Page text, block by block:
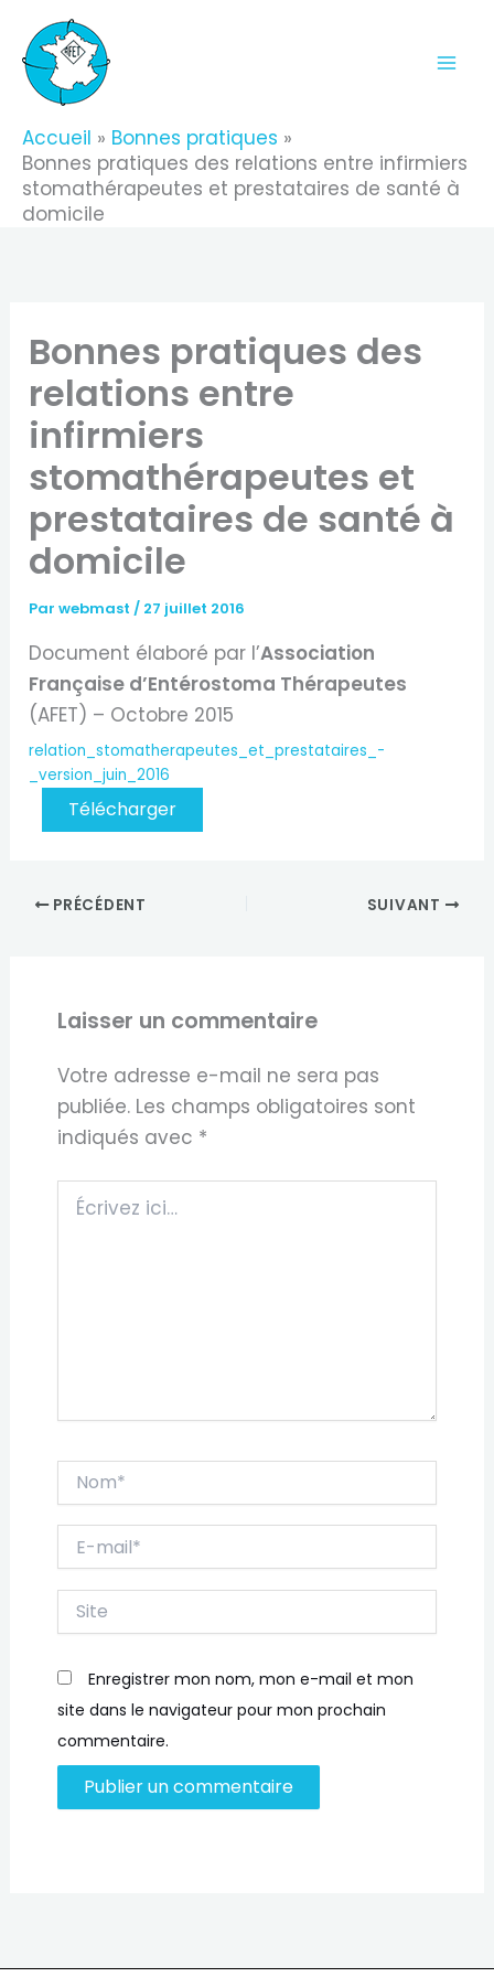
contenu
Accueil
Bonnes pratiques
Bonnes pratiques des relations entre infirmiers
stomathérapeutes et prestataires de santé à
domicile
Bonnes pratiques des
relations entre
infirmiers
stomathérapeutes et
prestataires de santé à
domicile
Parwebmast / 27 juillet 2016
Document élaboré par l’Association
Française d’Entérostoma Thérapeutes
(AFET) – Octobre 2015
relation_stomatherapeutes_et_prestataires_-
_version_juin_2016
Télécharger
PRÉCÉDENT SUIVANT
Laisser un commentaire
Votre adresse e-mail ne sera pas
publiée. Les champs obligatoires sont
indiqués avec *
Écrivez
ici…
mail*
Enregistrer mon nom, mon e-mail et mon
site dans le navigateur pour mon prochain
commentaire.